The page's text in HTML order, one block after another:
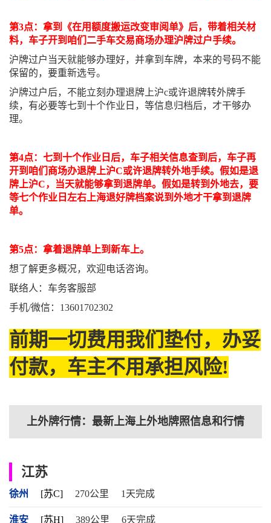
第3点：拿到《在用额度搬运改变审阅单》后，带着相关材
料，车子开到咱们二手车交易商场办理沪牌过户手续。
沪牌过户当天就能够办理好，并拿到车牌，本来的号码不能
保留的，要重新选号。
沪牌过户后，不能立刻办理退牌上沪c或许退牌转外牌手
续，有必要等七到十个作业日，等信息归档后，才干够办
理。
第4点：七到十个作业日后，车子相关信息查到后，车子再
开到咱们商场办退牌上沪C或许退牌转外地手续。假如是退
牌上沪C，当天就能够拿到退牌单。假如是转到外地去，要
等七个作业日左右上海退好牌档案说到外地才干拿到退牌
单。
第5点：拿着退牌单上到新车上。
想了解更多概况，欢迎电话咨询。
联络人：车务客服部
手机/微信：13601702302
前期一切费用我们垫付，办妥
付款，车主不用承担风险!
上外牌行情：最新上海上外地牌照信息和行情
江苏
徐州 [苏C] 270公里 1天完成
淮安 [苏H] 389公里 6天完成